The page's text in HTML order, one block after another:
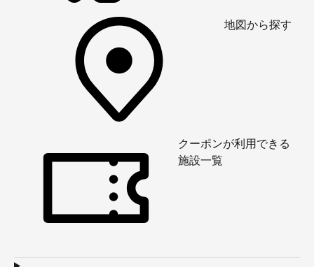
地図から探す
クーポンが利用できる
施設一覧